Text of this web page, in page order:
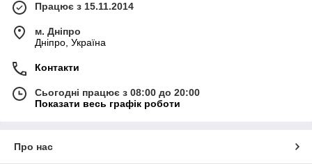
Працює з 15.11.2014
м. Дніпро
Дніпро, Україна
Контакти
Сьогодні працює з 08:00 до 20:00
Показати весь графік роботи
Про нас